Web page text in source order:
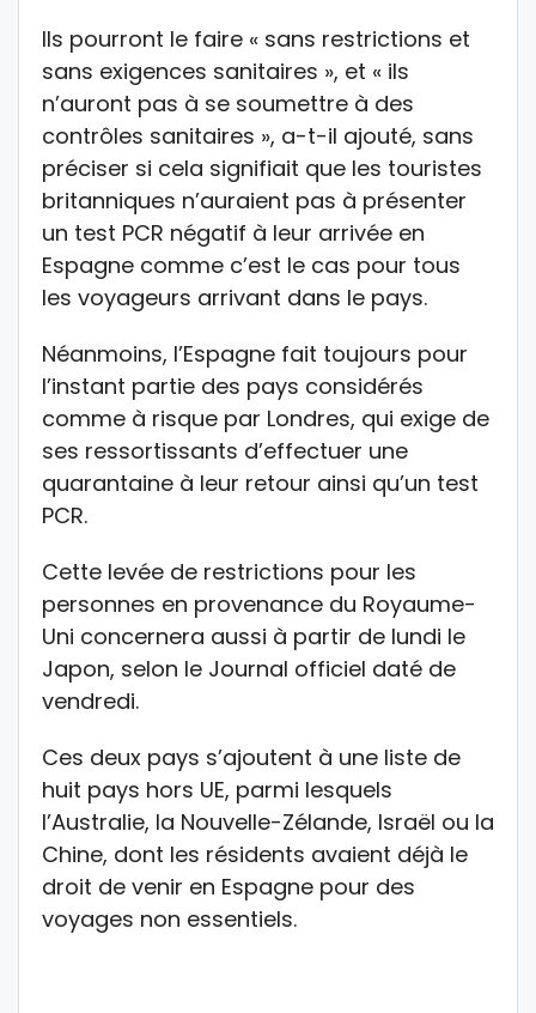
Ils pourront le faire « sans restrictions et
sans exigences sanitaires », et « ils
n’auront pas à se soumettre à des
contrôles sanitaires », a-t-il ajouté, sans
préciser si cela signifiait que les touristes
britanniques n’auraient pas à présenter
un test PCR négatif à leur arrivée en
Espagne comme c’est le cas pour tous
les voyageurs arrivant dans le pays.
Néanmoins, l’Espagne fait toujours pour
l’instant partie des pays considérés
comme à risque par Londres, qui exige de
ses ressortissants d’effectuer une
quarantaine à leur retour ainsi qu’un test
PCR.
Cette levée de restrictions pour les
personnes en provenance du Royaume-
Uni concernera aussi à partir de lundi le
Japon, selon le Journal officiel daté de
vendredi.
Ces deux pays s’ajoutent à une liste de
huit pays hors UE, parmi lesquels
l’Australie, la Nouvelle-Zélande, Israël ou la
Chine, dont les résidents avaient déjà le
droit de venir en Espagne pour des
voyages non essentiels.